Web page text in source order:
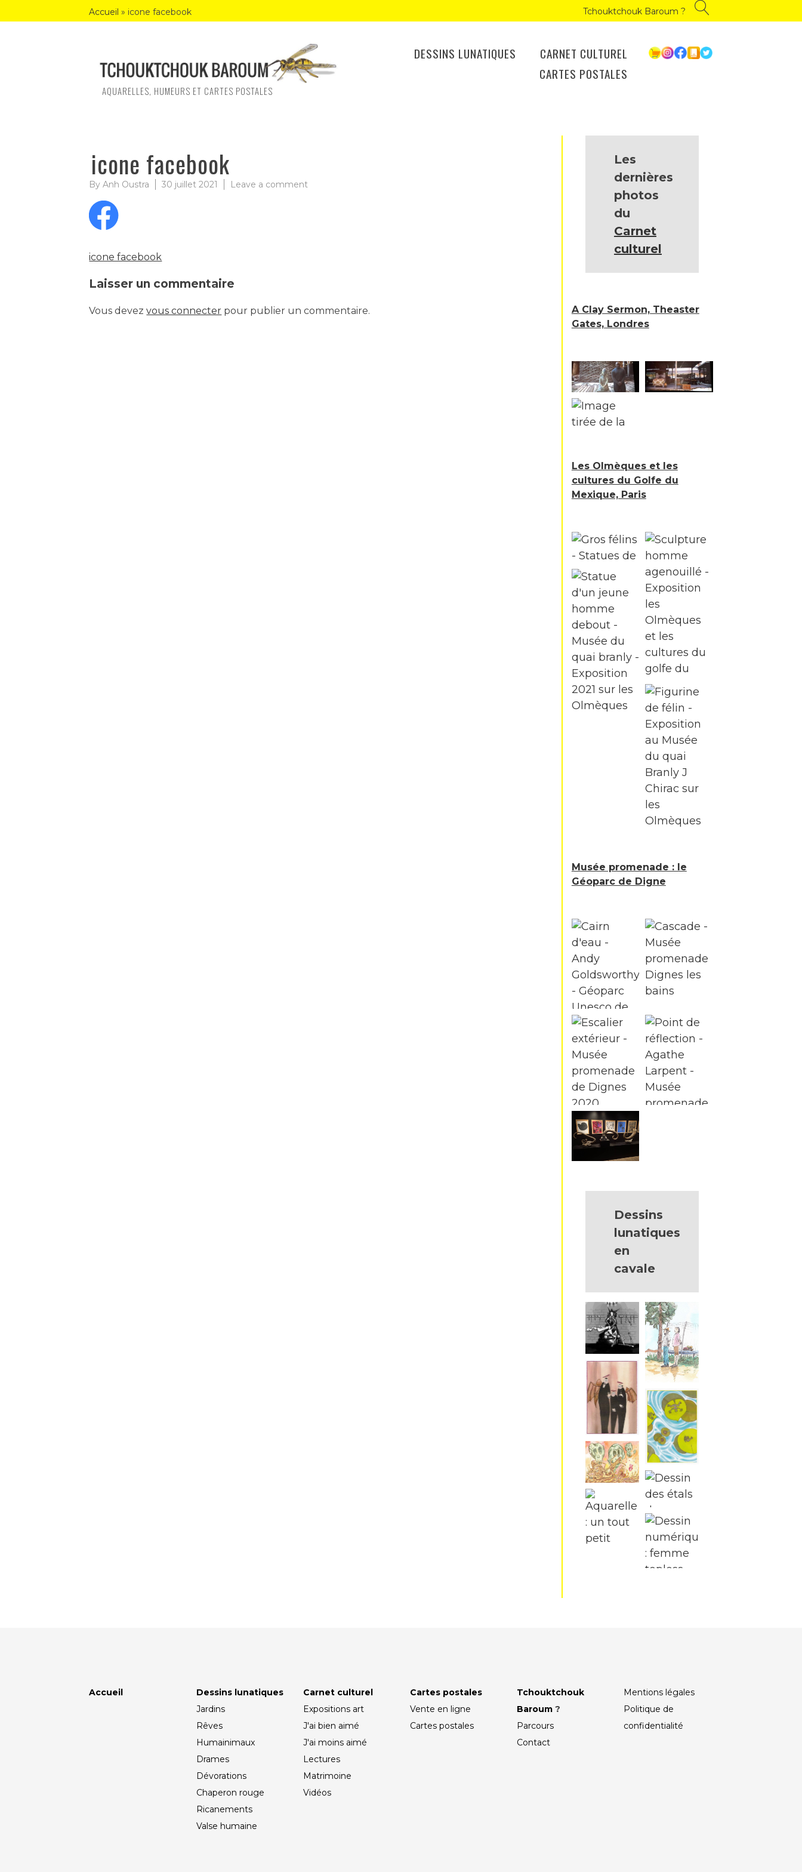
to
Accueil » icone facebook Tchouktchouk Baroum ?
AQUARELLES, HUMEURS ET CARTES POSTALES
DESSINS LUNATIQUES
CARNET CULTUREL
CARTES POSTALES
icone facebook
ByAnh Oustra 30 juillet 2021 Leave a comment
Navigation
de
icone facebook
Laisser un commentaire
Vous devezvous connecter pour publier un commentaire.
Les
dernières
photos
du
Carnet
culturel
A Clay Sermon, Theaster
Gates, Londres
Les Olmèques et les
cultures du Golfe du
Mexique, Paris
Musée promenade : le
Géoparc de Digne
Dessins
lunatiques
en
cavale
Accueil
Dessins lunatiques
Jardins
Rêves
Humainimaux
Drames
Dévorations
Chaperon rouge
Ricanements
Valse humaine
Carnet culturel
Expositions art
J'ai bien aimé
J'ai moins aimé
Lectures
Matrimoine
Vidéos
Cartes postales
Vente en ligne
Cartes postales
Tchouktchouk
Baroum ?
Parcours
Contact
Mentions légales
Politique de
confidentialité